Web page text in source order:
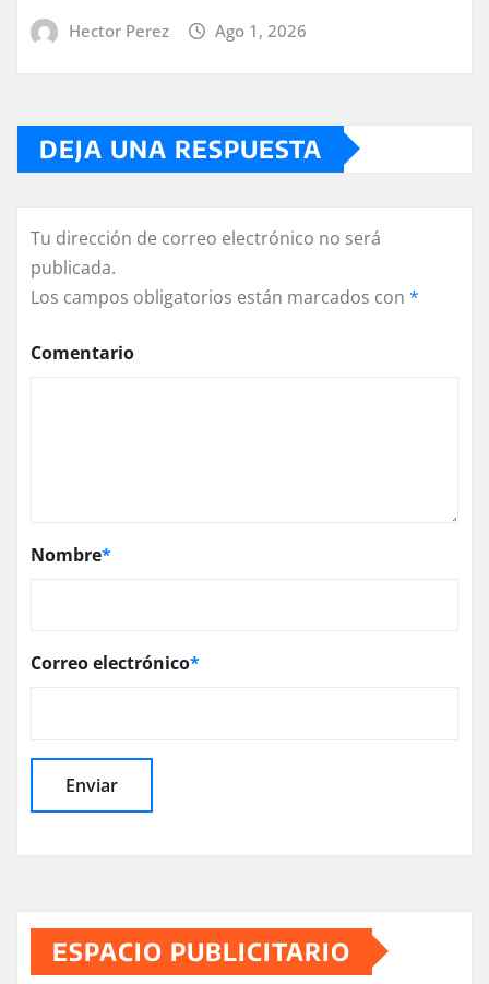
Hector Perez Ago 1, 2026
DEJA UNA RESPUESTA
Tu dirección de correo electrónico no será
publicada.
Los campos obligatorios están marcados con *
Comentario
Nombre*
Correo electrónico*
ESPACIO PUBLICITARIO